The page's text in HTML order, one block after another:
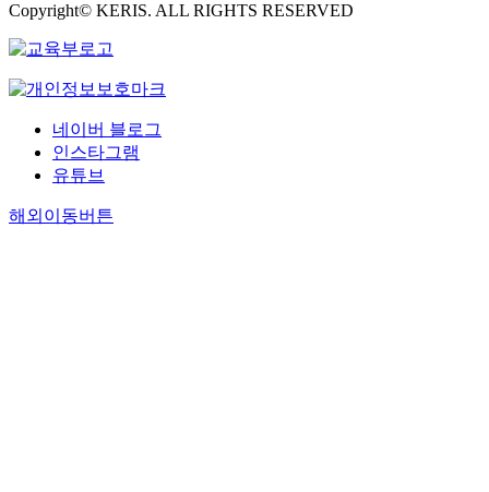
Copyright© KERIS. ALL RIGHTS RESERVED
네이버 블로그
인스타그램
유튜브
해외이동버튼